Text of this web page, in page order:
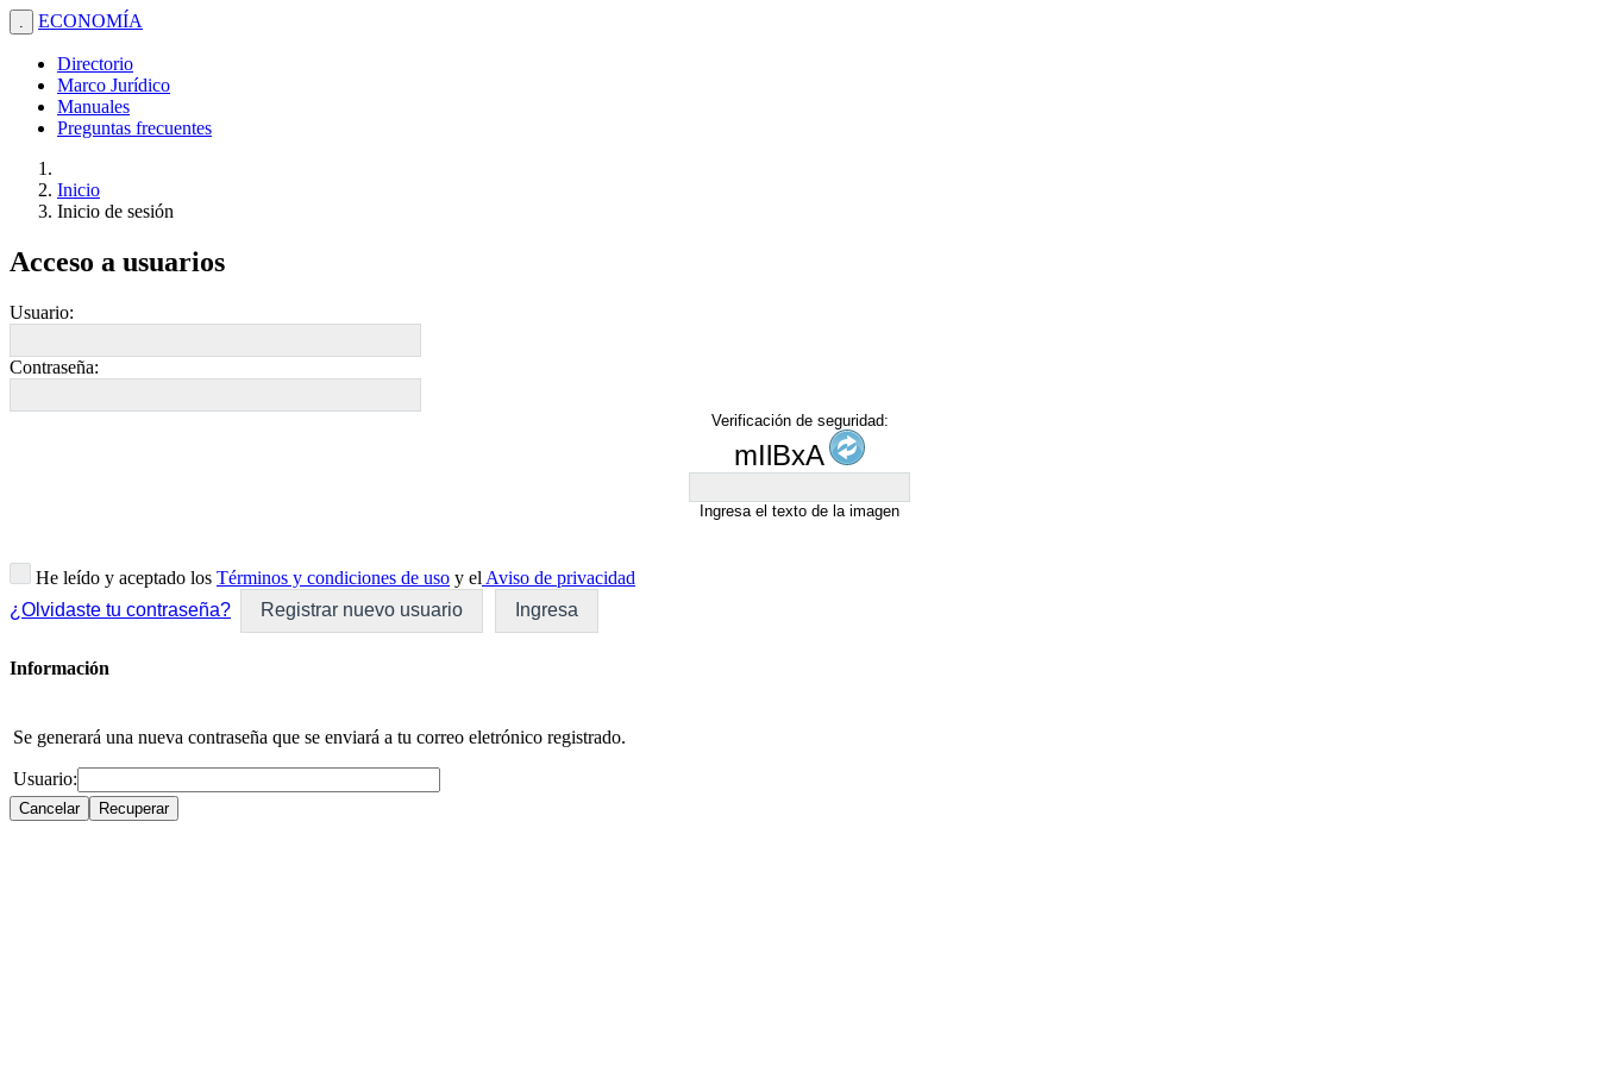
. ECONOMÍA
Directorio
Marco Jurídico
Manuales
Preguntas frecuentes
Inicio
Inicio de sesión
Acceso a usuarios
Usuario:
Contraseña:
Verificación de seguridad:
mIlBxA
Ingresa el texto de la imagen
He leído y aceptado los Términos y condiciones de uso y el Aviso de privacidad
¿Olvidaste tu contraseña?
Registrar nuevo usuario Ingresa
Información
Se generará una nueva contraseña que se enviará a tu correo eletrónico registrado.
Usuario: